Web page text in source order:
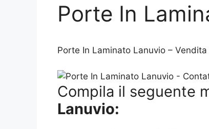
Porte In
Porte In Laminato Lanuvio –
Compila il seguente
Lanuvio: